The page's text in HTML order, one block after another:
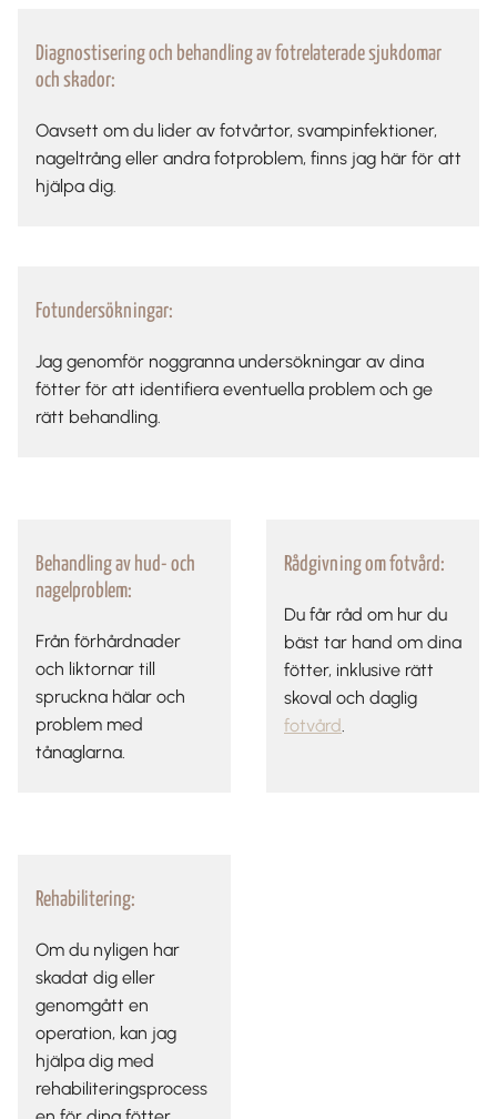
Diagnostisering och behandling av fotrelaterade sjukdomar
och skador:
Oavsett om du lider av fotvårtor, svampinfektioner,
nageltrång eller andra fotproblem, finns jag här för att
hjälpa dig.
Fotundersökningar:
Jag genomför noggranna undersökningar av dina
fötter för att identifiera eventuella problem och ge
rätt behandling.
Behandling av hud- och
nagelproblem:
Från förhårdnader
och liktornar till
spruckna hälar och
problem med
tånaglarna.
Rådgivning om fotvård:
Du får råd om hur du
bäst tar hand om dina
fötter, inklusive rätt
skoval och daglig
fotvård.
Rehabilitering:
Om du nyligen har
skadat dig eller
genomgått en
operation, kan jag
hjälpa dig med
rehabiliteringsprocess